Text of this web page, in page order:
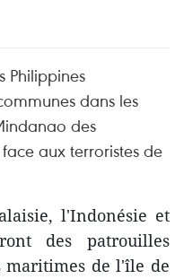
Philippines
dans les
des
aux terroristes de
l'Indonésie et
des patrouilles
maritimes de l'île de